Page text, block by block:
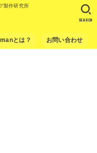
製作研究所
とは？ お問い合わせ
SEARCH